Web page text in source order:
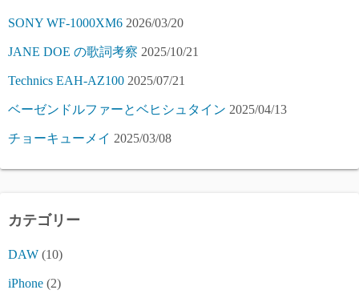
SONY WF-1000XM6 2026/03/20
JANE DOE の歌詞考察 2025/10/21
Technics EAH-AZ100 2025/07/21
ベーゼンドルファーとベヒシュタイン 2025/04/13
チョーキューメイ 2025/03/08
カテゴリー
DAW (10)
iPhone (2)